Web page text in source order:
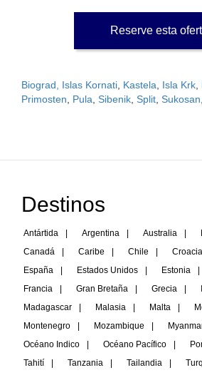
Reserve esta
Biograd, Islas Kornati, Kastela, Isla Krk,
Primosten, Pula, Sibenik, Split, Sukosan,
Destinos
Antártida Argentina Australia
Canadá
Caribe Chile Croacia
España
Estados Unidos Estonia
Francia
Gran Bretaña Grecia
Madagascar
Malasia Malta
Montenegro
Mozambique
Océano Indico
Océano Pacífico
Tahití
Tanzania Tailandia